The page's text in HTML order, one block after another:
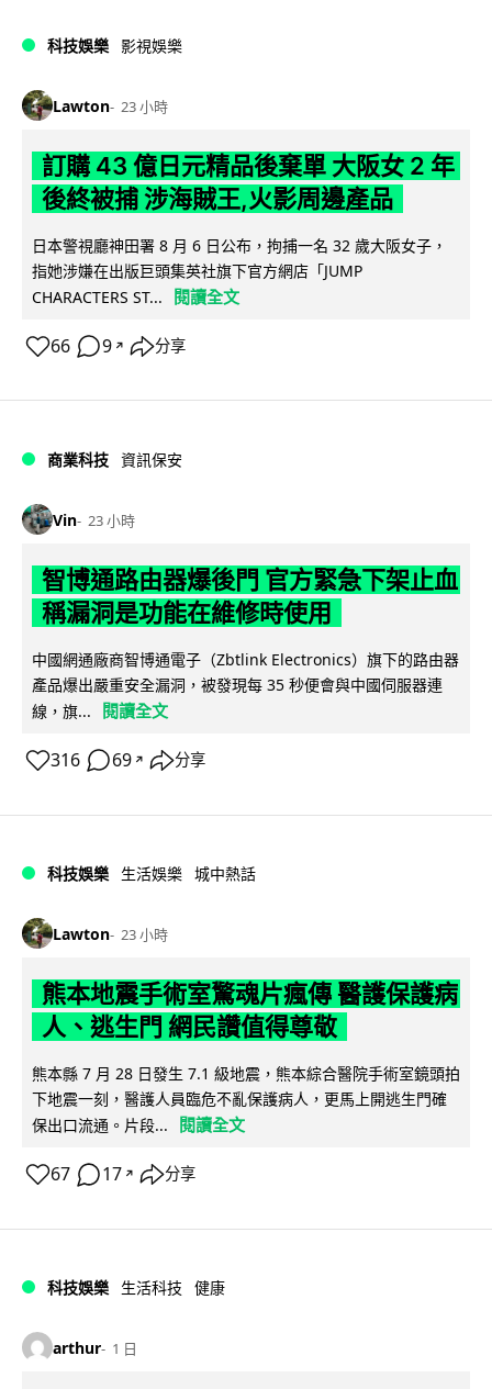
科技娛樂 影視娛樂
Lawton 23 小時
訂購 43 億日元精品後棄單 大阪女 2 年
後終被捕 涉海賊王,火影周邊產品
日本警視廳神田署 8 月 6 日公布，拘捕一名 32 歲大阪女子，
指她涉嫌在出版巨頭集英社旗下官方網店「JUMP
CHARACTERS ST...
閱讀全文
66 9 ↗ 分享
商業科技 資訊保安
Vin 23 小時
智博通路由器爆後門 官方緊急下架止血
稱漏洞是功能在維修時使用
中國網通廠商智博通電子（Zbtlink Electronics）旗下的路由器
產品爆出嚴重安全漏洞，被發現每 35 秒便會與中國伺服器連
線，旗...
閱讀全文
316 69 ↗ 分享
科技娛樂 生活娛樂 城中熱話
Lawton 23 小時
熊本地震手術室驚魂片瘋傳 醫護保護病
人、逃生門 網民讚值得尊敬
熊本縣 7 月 28 日發生 7.1 級地震，熊本綜合醫院手術室鏡頭拍
下地震一刻，醫護人員臨危不亂保護病人，更馬上開逃生門確
保出口流通。片段...
閱讀全文
67 17 ↗ 分享
科技娛樂 生活科技 健康
arthur 1 日